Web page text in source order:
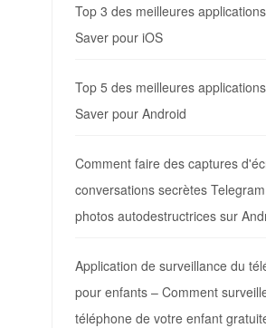
Top 3 des meilleures
Saver pour iOS
Top 5 des meilleures
Saver pour Android
Comment faire des captures
conversations secrètes
photos autodestructrices sur
Application de surveillance du
pour enfants – Comment
téléphone de votre enfant